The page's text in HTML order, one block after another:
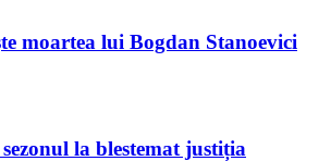
moartea lui Bogdan Stanoevici
sezonul la blestemat justiția